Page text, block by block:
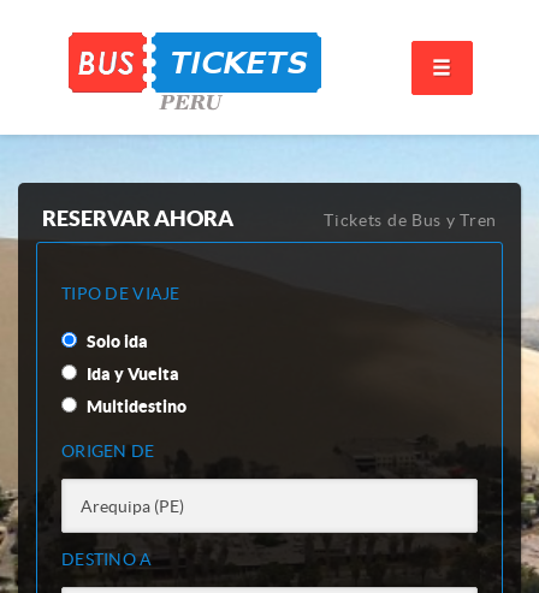
RESERVAR AHORA Tickets de Bus y Tren
TIPO DE VIAJE
Solo ida
Ida y Vuelta
Multidestino
ORIGEN DE
DESTINO A